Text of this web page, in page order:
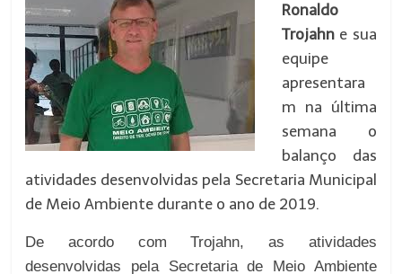
Ronaldo
Trojahn e sua
equipe
apresentara
m na última
semana o
balanço das
atividades desenvolvidas pela Secretaria Municipal
de Meio Ambiente durante o ano de 2019.
De acordo com Trojahn, as atividades
desenvolvidas pela Secretaria de Meio Ambiente